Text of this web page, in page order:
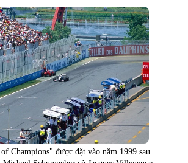
Champions" được đặt vào năm 1999 sau